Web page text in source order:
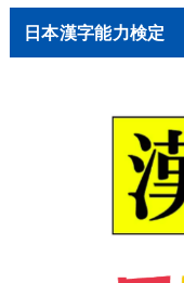
日本漢字能力検定